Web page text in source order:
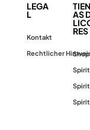
LEGA
L
Kontakt
Rechtlicher
AS
RES
Shop